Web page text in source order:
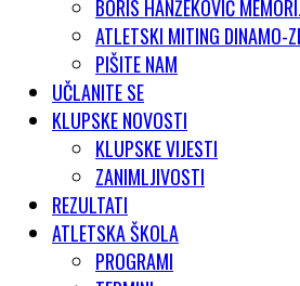
BORIS HANŽEKOVIĆ
ATLETSKI MITING DINAMO-
PIŠITE NAM
UČLANITE SE
KLUPSKE NOVOSTI
KLUPSKE VIJESTI
ZANIMLJIVOSTI
REZULTATI
ATLETSKA ŠKOLA
PROGRAMI